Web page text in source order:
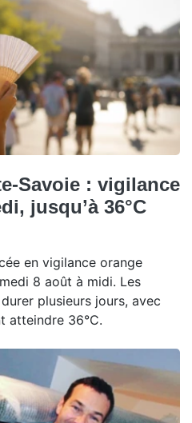
Savoie : vigilance
jusqu’à 36°C
en vigilance orange
8 août à midi. Les
plusieurs jours, avec
atteindre 36°C.